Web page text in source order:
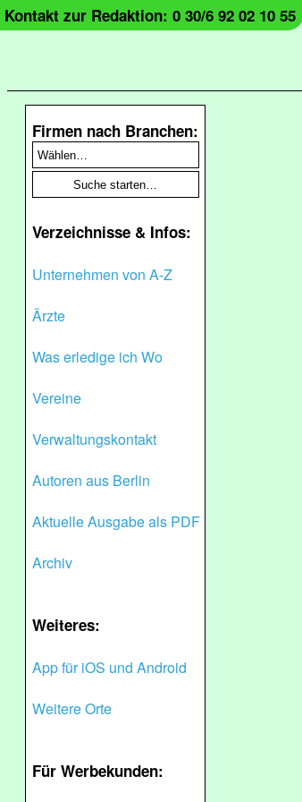
Kontakt zur Redaktion: 0 30/6 92 02 10 55
Firmen nach Branchen:
Verzeichnisse & Infos:
Unternehmen von A-Z
Ärzte
Was erledige ich Wo
Vereine
Verwaltungskontakt
Autoren aus Berlin
Aktuelle Ausgabe als PDF
Archiv
Weiteres:
App für iOS und Android
Weitere Orte
Für Werbekunden: